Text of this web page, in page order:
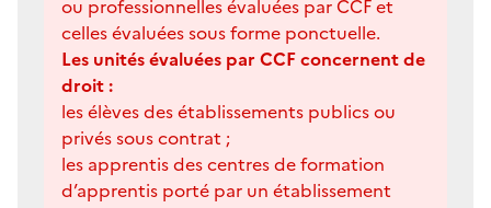
ou professionnelles évaluées par CCF et
celles évaluées sous forme ponctuelle.
Les unités évaluées par CCF concernent de
droit :
les élèves des établissements publics ou
privés sous contrat ;
les apprentis des centres de formation
d’apprentis porté par un établissement